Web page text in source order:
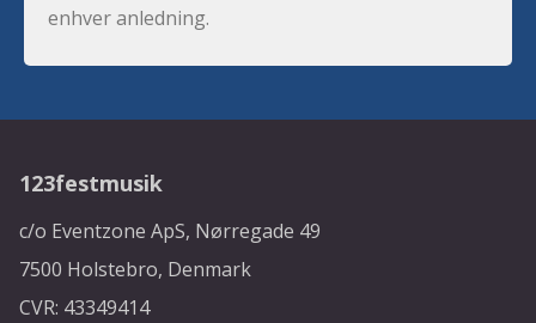
enhver anledning.
123festmusik
c/o Eventzone ApS, Nørregade 49
7500 Holstebro, Denmark
CVR: 43349414